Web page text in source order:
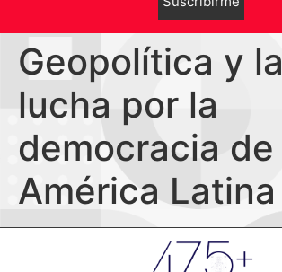
Geopolítica y la
lucha por la
democracia de
América Latina